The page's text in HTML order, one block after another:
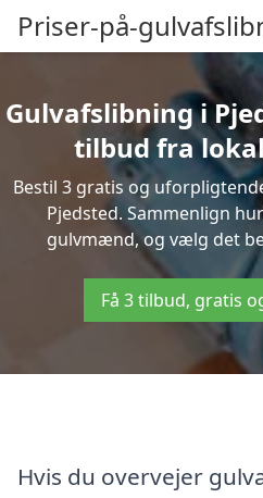
Priser-på-
Gulvafslibning i
tilbud fra
Bestil 3 gratis og
Pjedsted. Sammenlign
gulvmænd, og vælg det
Få 3 tilbud, gratis
Hvis du overvejer